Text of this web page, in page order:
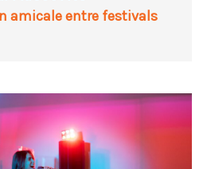
amicale entre festivals